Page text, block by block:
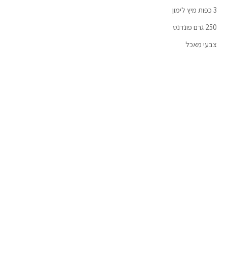
3 כפות מיץ לימון
250 גרם פונדנט
צבעי מאכל